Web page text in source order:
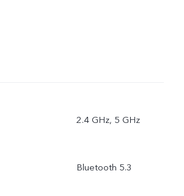
2.4 GHz, 5 GHz
Bluetooth 5.3